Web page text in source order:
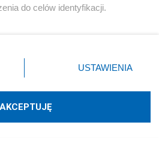
Instagram Youtube
sp. z o. o. © 2022
Praca Reklama Kontakt
do celów identyfikacji.
przycisk ustawień prywatności
dolnym rogu strony
nie wymagają zgody
sprzeciwić się takiemu
USTAWIENIA
AKCEPTUJĘ